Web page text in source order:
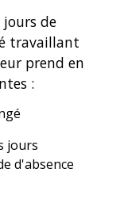
de
travaillant
prend en
:
jours
d'absence